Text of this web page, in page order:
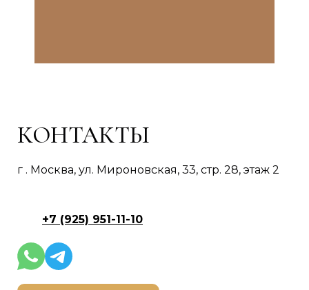
КОНТАКТЫ
г . Москва, ул. Мироновская, 33, стр. 28, этаж 2
+7 (925) 951-11-10